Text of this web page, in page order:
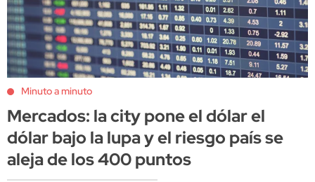
Minuto a minuto
Mercados: la city pone el dólar el
dólar bajo la lupa y el riesgo país se
aleja de los 400 puntos